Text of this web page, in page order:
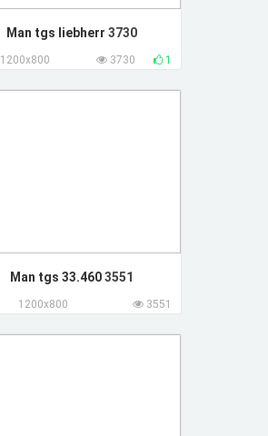
Man tgs liebherr 3730
1200x800 1
3730
Man tgs 33.4603551
1200x800 3551